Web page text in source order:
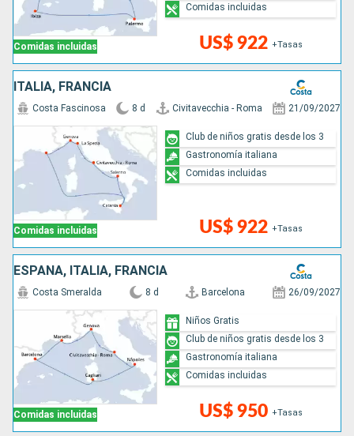
Comidas incluidas US$ 922 +Tasas
Comidas incluidas
ITALIA, FRANCIA
Comidas incluidas
Costa Fascinosa 8 d Civitavecchia - Roma 21/09/2027
US$ 922 +Tasas
Club de niños gratis desde los 3
Gastronomía italiana
Comidas incluidas
ESPAÑA, ITALIA, FRANCIA
Comidas incluidas
Costa Smeralda 8 d Barcelona 26/09/2027
US$ 950 +Tasas
Niños Gratis
Club de niños gratis desde los 3
Gastronomía italiana
Comidas incluidas